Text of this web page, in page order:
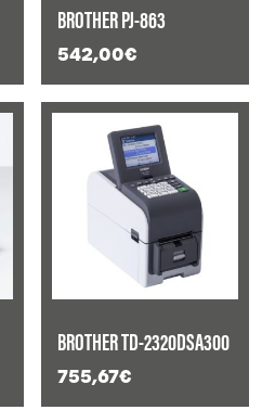
BROTHER PJ-863
542,00€
BROTHER TD-2320DSA300
755,67€